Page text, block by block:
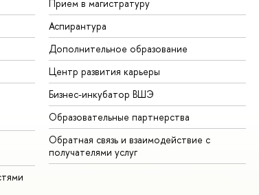
Прием в магистратуру
Аспирантура
Дополнительное образование
Центр развития карьеры
Бизнес-инкубатор ВШЭ
Образовательные партнерства
Обратная связь и взаимодействие с
получателями услуг